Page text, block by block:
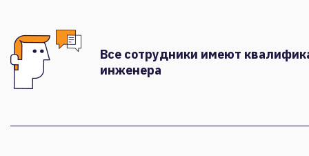
Все сотрудники имеют
инженера